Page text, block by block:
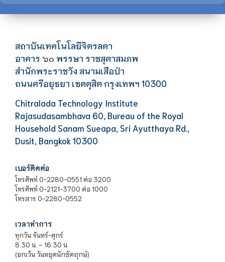
สถาบันเทคโนโลยีจิตรลดา
อาคาร ๖๐ พรรษา ราชสุดาสมภพ
สำนักพระราชวัง สนามเสือป่า
ถนนศรีอยุธยา เขตดุสิต กรุงเทพฯ 10300
Chitralada Technology Institute
Rajasudasambhava 60, Bureau of the Royal
Household Sanam Sueapa, Sri Ayutthaya Rd.,
Dusit, Bangkok 10300
เบอร์ติดต่อ
โทรศัพท์ 0-2280-0551 ต่อ 3200
โทรศัพท์ 0-2121-3700 ต่อ 1000
โทรสาร 0-2280-0552
เวลาทำการ
ทุกวัน จันทร์-ศุกร์
8.30 น. – 16.30 น.
(ยกเว้น วันหยุดนักขัตฤกษ์)